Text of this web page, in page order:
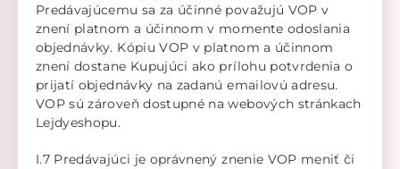
Predávajúcemu sa za účinné považujú VOP v
znení platnom a účinnom v momente odoslania
objednávky. Kópiu VOP v platnom a účinnom
znení dostane Kupujúci ako prílohu potvrdenia o
prijatí objednávky na zadanú emailovú adresu.
VOP sú zároveň dostupné na webových stránkach
Lejdyeshopu.
I.7 Predávajúci je oprávnený znenie VOP meniť či